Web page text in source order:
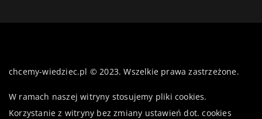
chcemy-wiedziec.pl © 2023. Wszelkie prawa zastrzeżone.
W ramach naszej witryny stosujemy pliki cookies.
Korzystanie z witryny bez zmiany ustawień dot. cookies